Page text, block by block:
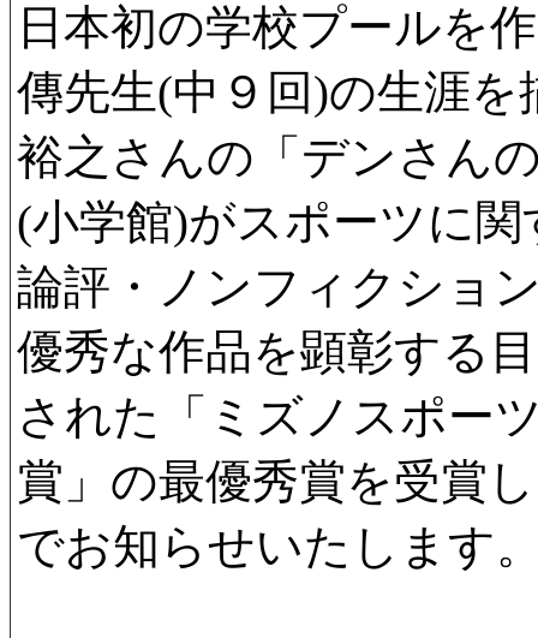
日本初の学校プールを
傳先生(中９回)の生涯を
裕之さんの「デンさん
(小学館)がスポーツに関
論評・ノンフィクショ
優秀な作品を顕彰する
された「ミズノスポー
賞」の最優秀賞を受賞
でお知らせいたします